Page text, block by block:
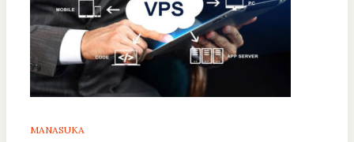
MANASUKA